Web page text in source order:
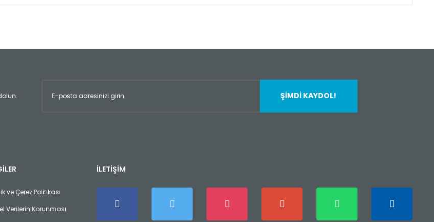
Yorum Yaz
ŞİMDİ KAYDOL!
ve Çerez Politikası
Verilerin Korunması
İLETİŞİM